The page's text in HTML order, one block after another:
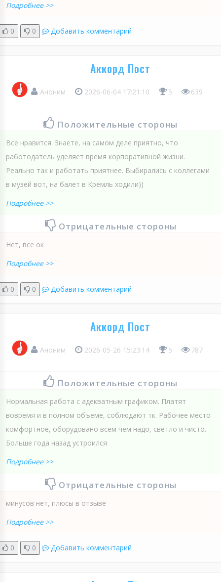
Подробнее >>
0 0 Добавить комментарий
Аккорд Пост
Аноним 2026-06-04 17:21:10 5 639
Положительные стороны
Все нравится. Знаете, на самом деле приятно, что
работодатель уделяет время корпоративной жизни.
Реально так и работать приятнее. Выбирались с коллегами
в музей вот, на балет в Кремль ходили))
Подробнее >>
Отрицательные стороны
Нет, все ок
Подробнее >>
0 0 Добавить комментарий
Аккорд Пост
Аноним 2026-05-26 15:23:14 5 787
Положительные стороны
Нормальная работа с адекватным графиком. Платят
вовремя и в полном объеме, соблюдают тк. Рабочее место
комфортное, оборудовано всем чем надо, светло и чисто.
Больше года назад устроился
Подробнее >>
Отрицательные стороны
минусов нет, плюсы в отзыве
Подробнее >>
0 0 Добавить комментарий